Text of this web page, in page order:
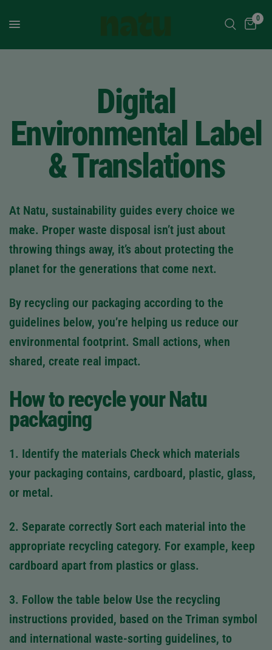
0
Digital
Environmental Label
& Translations
At Natu, sustainability guides every choice we
make. Proper waste disposal isn’t just about
throwing things away, it’s about protecting the
planet for the generations that come next.
By recycling our packaging according to the
guidelines below, you’re helping us reduce our
environmental footprint. Small actions, when
shared, create real impact.
How to recycle your Natu
packaging
1. Identify the materials Check which materials
your packaging contains, cardboard, plastic, glass,
or metal.
2. Separate correctly Sort each material into the
appropriate recycling category. For example, keep
cardboard apart from plastics or glass.
3. Follow the table below Use the recycling
instructions provided, based on the Triman symbol
and international waste‑sorting guidelines, to